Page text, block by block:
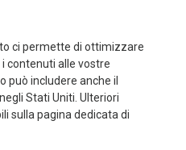
ci permette di ottimizzare
contenuti alle vostre
può includere anche il
Stati Uniti. Ulteriori
sulla pagina dedicata di